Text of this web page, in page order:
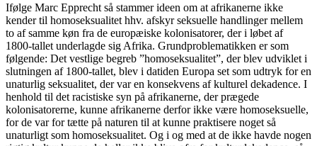
Ifølge Marc Epprecht så stammer ideen om at afrikanerne ikke
kender til homoseksualitet hhv. afskyr seksuelle handlinger mellem
to af samme køn fra de europæiske kolonisatorer, der i løbet af
1800-tallet underlagde sig Afrika. Grundproblematikken er som
følgende: Det vestlige begreb ”homoseksualitet”, der blev udviklet i
slutningen af 1800-tallet, blev i datiden Europa set som udtryk for en
unaturlig seksualitet, der var en konsekvens af kulturel dekadence. I
henhold til det racistiske syn på afrikanerne, der prægede
kolonisatorerne, kunne afrikanerne derfor ikke være homoseksuelle,
for de var for tætte på naturen til at kunne praktisere noget så
unaturligt som homoseksualitet. Og i og med at de ikke havde nogen